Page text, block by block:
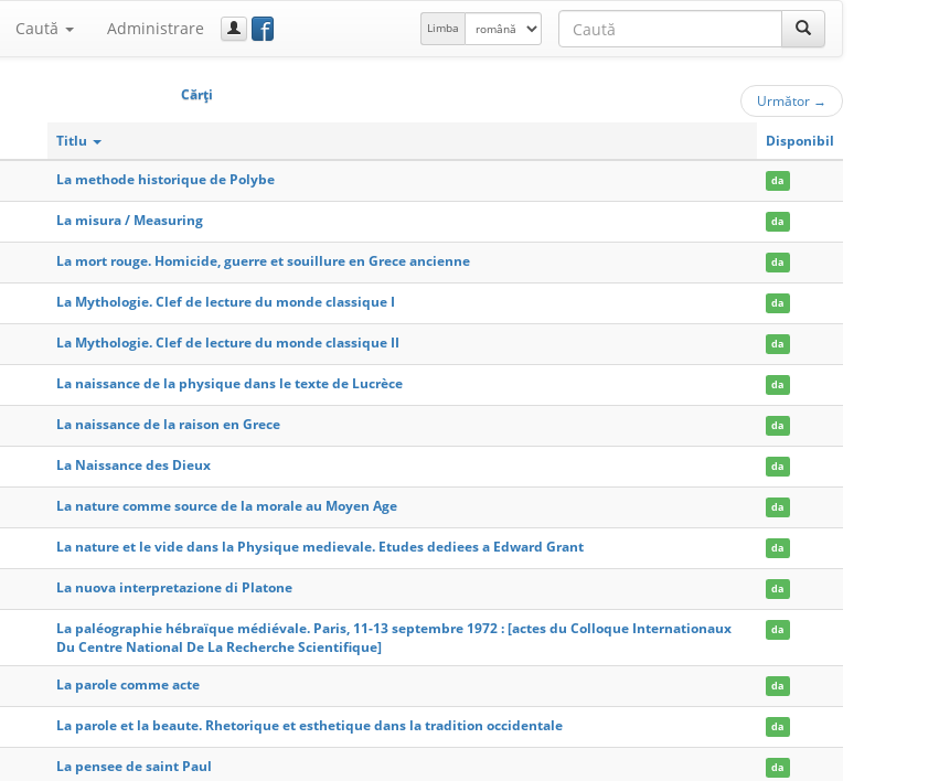
Caută Administrare f Limba
Cărţi Următor →
Titlu Disponibil
La methode historique de Polybe da
La misura / Measuring da
La mort rouge. Homicide, guerre et souillure en Grece ancienne da
La Mythologie. Clef de lecture du monde classique I da
La Mythologie. Clef de lecture du monde classique II da
La naissance de la physique dans le texte de Lucrèce da
La naissance de la raison en Grece da
La Naissance des Dieux da
La nature comme source de la morale au Moyen Age da
La nature et le vide dans la Physique medievale. Etudes dediees a Edward Grant da
La nuova interpretazione di Platone da
La paléographie hébraïque médiévale. Paris, 11-13 septembre 1972 : [actes du Colloque Internationaux
Du Centre National De La Recherche Scientifique]
da
La parole comme acte da
La parole et la beaute. Rhetorique et esthetique dans la tradition occidentale da
La pensee de saint Paul da